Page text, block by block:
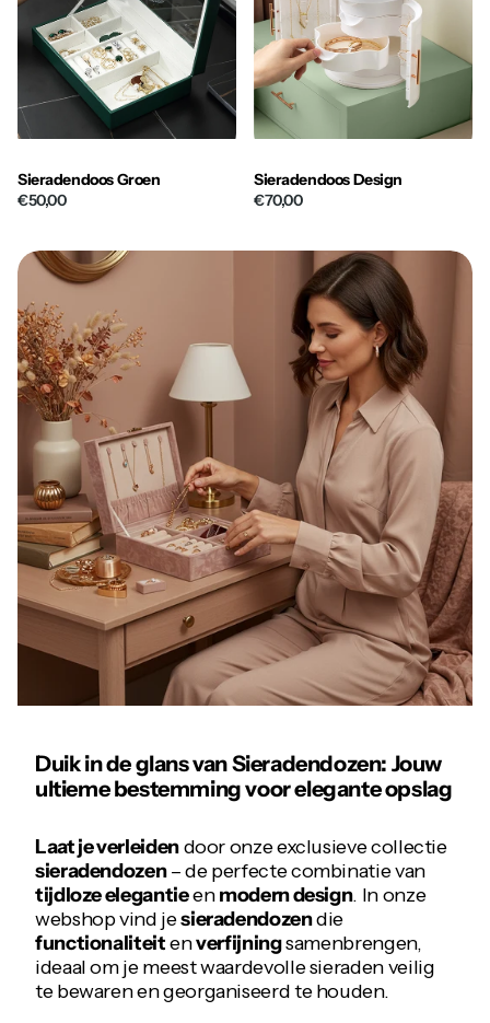
Sieradendoos Groen
€50,00
Sieradendoos Design
€70,00
Duik in de glans van Sieradendozen: Jouw
ultieme bestemming voor elegante opslag
Laat je verleidendoor onze exclusieve collectie
sieradendozen– de perfecte combinatie van
tijdloze elegantieenmodern design. In onze
webshop vind jesieradendozendie
functionaliteitenverfijningsamenbrengen,
ideaal om je meest waardevolle sieraden veilig
te bewaren en georganiseerd te houden.